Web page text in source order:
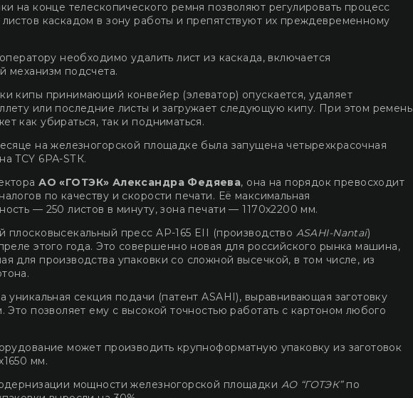
на конце телескопического ремня позволяют регулировать процесс
каскадом в зону работы и препятствуют их преждевременному
необходимо удалить лист из каскада, включается
механизм подсчета.
кипы принимающий конвейер (элеватор) опускается, удаляет
или последние листы и загружает следующую кипу. При этом ремень
как убираться, так и подниматься.
на железногорской площадке была запущена четырехкрасочная
TCY 6РА-SТК.
АО «ГОТЭК» Александра Федяева, она на порядок превосходит
по качеству и скорости печати. Её максимальная
— 250 листов в минуту, зона печати — 1170х2200 мм.
плосковысекальный пресс AP-165 EII (производство ASAHI-Nantai)
этого года. Это совершенно новая для российского рынка машина,
для производства упаковки со сложной высечкой, в том числе, из
уникальная секция подачи (патент ASAHI), выравнивающая заготовку
Это позволяет ему с высокой точностью работать с картоном любого
может производить крупноформатную упаковку из заготовок
мм.
мощности железногорской площадки АО “ГОТЭК” по